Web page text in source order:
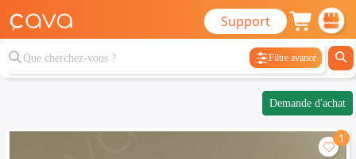
Support
Filtre avancé
Demande d'achat
1